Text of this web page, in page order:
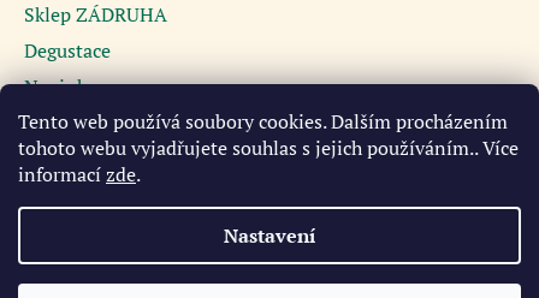
Tento web používá soubory cookies. Dalším procházením
tohoto webu vyjadřujete souhlas s jejich používáním.. Více
informacízde.
Nastavení
Sklep ZÁDRUHA
Degustace
Novinky
Podmínky ochrany osobních údajů
Obchodní podmínky
Vytvořil Shoptet